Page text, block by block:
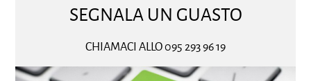
SEGNALA UN GUASTO
CHIAMACI ALLO 095 293 96 19